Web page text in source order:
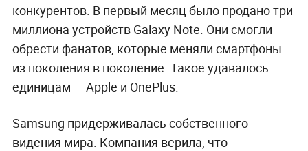
конкурентов. В первый месяц было продано три
миллиона устройств Galaxy Note. Они смогли
обрести фанатов, которые меняли смартфоны
из поколения в поколение. Такое удавалось
единицам — Apple и OnePlus.
Samsung придерживалась собственного
видения мира. Компания верила, что